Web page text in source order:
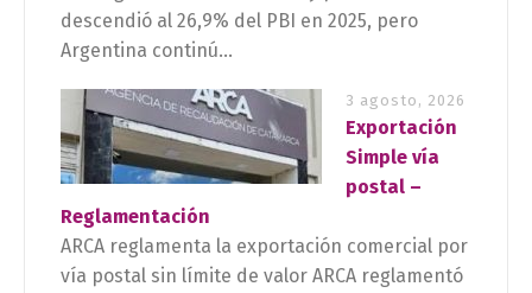
descendió al 26,9% del PBI en 2025, pero
Argentina continú...
3 agosto, 2026
Exportación
Simple vía
postal –
Reglamentación
ARCA reglamenta la exportación comercial por
vía postal sin límite de valor ARCA reglamentó